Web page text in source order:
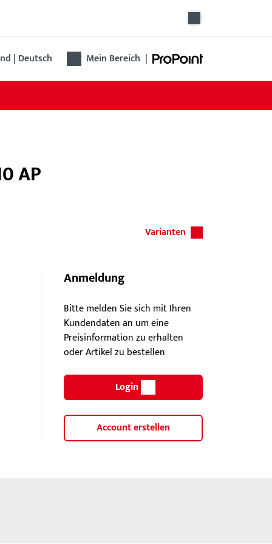
| Deutsch Mein Bereich |
AP
Varianten
Anmeldung
Bitte melden Sie sich mit Ihren
Kundendaten an um eine
Preisinformation zu erhalten
oder Artikel zu bestellen
Login
Account erstellen